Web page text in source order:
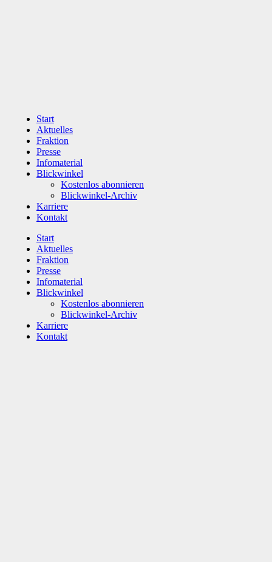
Start
Aktuelles
Fraktion
Presse
Infomaterial
Blickwinkel
Kostenlos abonnieren
Blickwinkel-Archiv
Karriere
Kontakt
Start
Aktuelles
Fraktion
Presse
Infomaterial
Blickwinkel
Kostenlos abonnieren
Blickwinkel-Archiv
Karriere
Kontakt